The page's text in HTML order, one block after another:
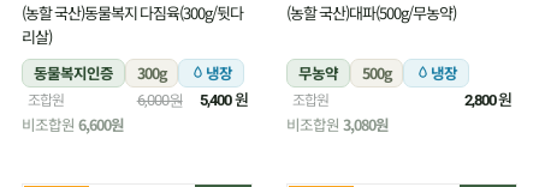
(농할 국산)대파(500g/무농약)
무농약 500g 냉장
조합원 2,800원
비조합원 3,080원
(농할 국산)동물복지 다짐육(300g/뒷다
리살)
동물복지인증
300g 냉장
조합원 6,000원 5,400원
비조합원 6,600원